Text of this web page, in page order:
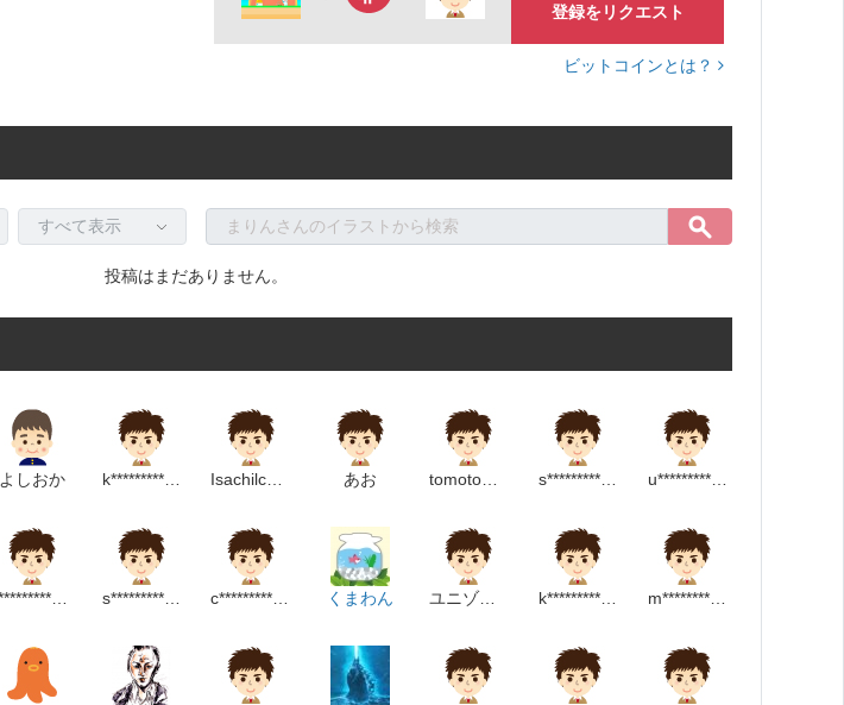
登録をリクエスト
ビットコインとは？
投稿はまだありません。
よしおか k***************************p あお tomotomo624@ s***********************m u*****************m
t*************************m s******************m くまわん ユニゾーン採用 k*******************m m******************m